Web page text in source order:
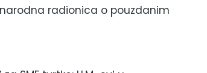
radionica o pouzdanim